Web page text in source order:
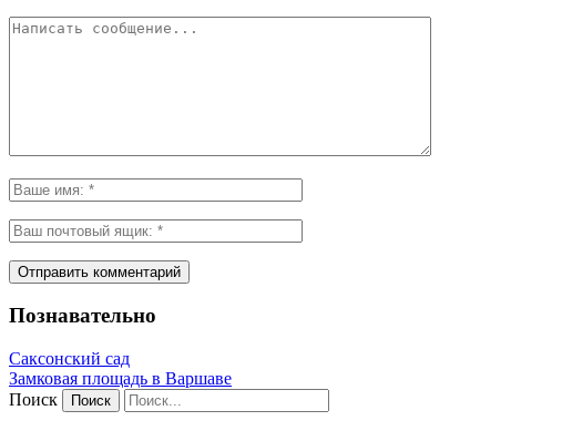
Познавательно
Саксонский сад
Замковая площадь в Варшаве
Поиск